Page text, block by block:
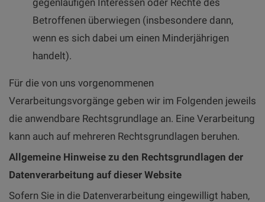
gegenläufigen Interessen oder Rechte des
Betroffenen überwiegen (insbesondere dann,
wenn es sich dabei um einen Minderjährigen
handelt).
Für die von uns vorgenommenen
Verarbeitungsvorgänge geben wir im Folgenden jeweils
die anwendbare Rechtsgrundlage an. Eine Verarbeitung
kann auch auf mehreren Rechtsgrundlagen beruhen.
Allgemeine Hinweise zu den Rechtsgrundlagen der
Datenverarbeitung auf dieser Website
Sofern Sie in die Datenverarbeitung eingewilligt haben,